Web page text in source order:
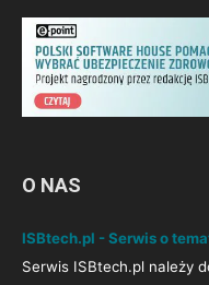
O NAS
ISBtech.pl - Serwis o
Serwis ISBtech.pl należy